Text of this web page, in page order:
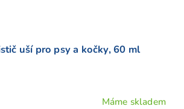
uší pro psy a kočky, 60 ml
Máme skladem